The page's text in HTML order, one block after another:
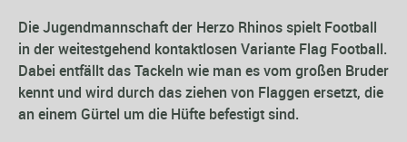
Die Jugendmannschaft der Herzo Rhinos spielt Football
in der weitestgehend kontaktlosen Variante Flag Football.
Dabei entfällt das Tackeln wie man es vom großen Bruder
kennt und wird durch das ziehen von Flaggen ersetzt, die
an einem Gürtel um die Hüfte befestigt sind.